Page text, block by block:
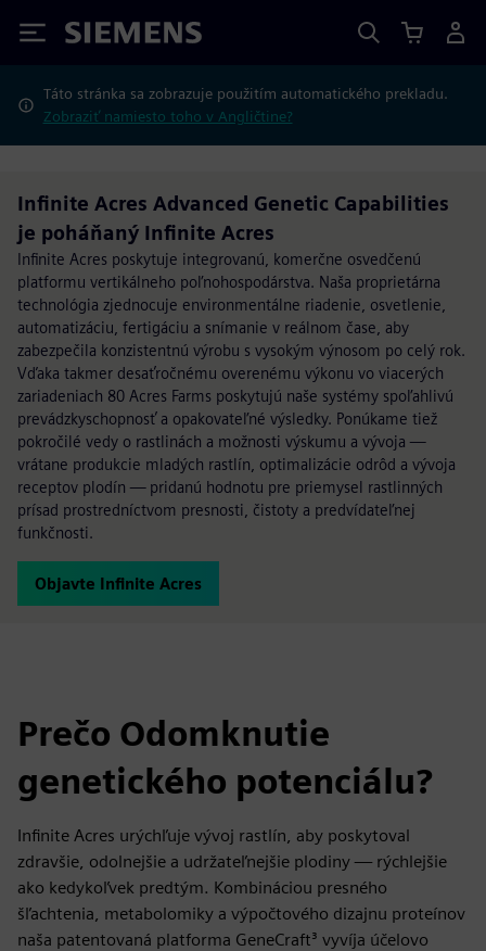
Siemens
Táto stránka sa zobrazuje použitím automatického prekladu.
Zobraziť namiesto toho v Angličtine?
Infinite Acres Advanced Genetic Capabilities
je poháňaný Infinite Acres
Infinite Acres poskytuje integrovanú, komerčne osvedčenú
platformu vertikálneho poľnohospodárstva. Naša proprietárna
technológia zjednocuje environmentálne riadenie, osvetlenie,
automatizáciu, fertigáciu a snímanie v reálnom čase, aby
zabezpečila konzistentnú výrobu s vysokým výnosom po celý rok.
Vďaka takmer desaťročnému overenému výkonu vo viacerých
zariadeniach 80 Acres Farms poskytujú naše systémy spoľahlivú
prevádzkyschopnosť a opakovateľné výsledky. Ponúkame tiež
pokročilé vedy o rastlinách a možnosti výskumu a vývoja —
vrátane produkcie mladých rastlín, optimalizácie odrôd a vývoja
receptov plodín — pridanú hodnotu pre priemysel rastlinných
prísad prostredníctvom presnosti, čistoty a predvídateľnej
funkčnosti.
Objavte Infinite Acres
Prečo Odomknutie
genetického potenciálu?
Infinite Acres urýchľuje vývoj rastlín, aby poskytoval
zdravšie, odolnejšie a udržateľnejšie plodiny — rýchlejšie
ako kedykoľvek predtým. Kombináciou presného
šľachtenia, metabolomiky a výpočtového dizajnu proteínov
naša patentovaná platforma GeneCraft³ vyvíja účelovo